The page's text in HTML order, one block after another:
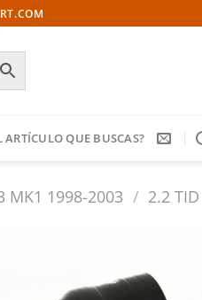
ARTÍCULO QUE BUSCAS?
MK1 1998-2003 / 2.2 TID